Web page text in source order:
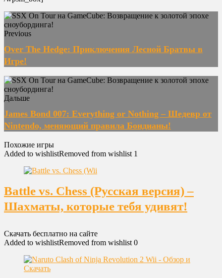
Previous
Over The Hedge: Приключения Лесной Братвы в
Игре!
Дальше
James Bond 007: Everything or Nothing – Шедевр от
Nintendo, меняющий правила Бондианы!
Похожие игры
Added to wishlistRemoved from wishlist 1
Battle vs. Chess (Русская версия) –
Шахматы, которые тебя удивят!
Скачать бесплатно на сайте
Added to wishlistRemoved from wishlist 0